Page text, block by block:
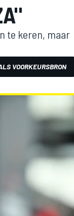
te keren, maar
VOORKEURSBRON